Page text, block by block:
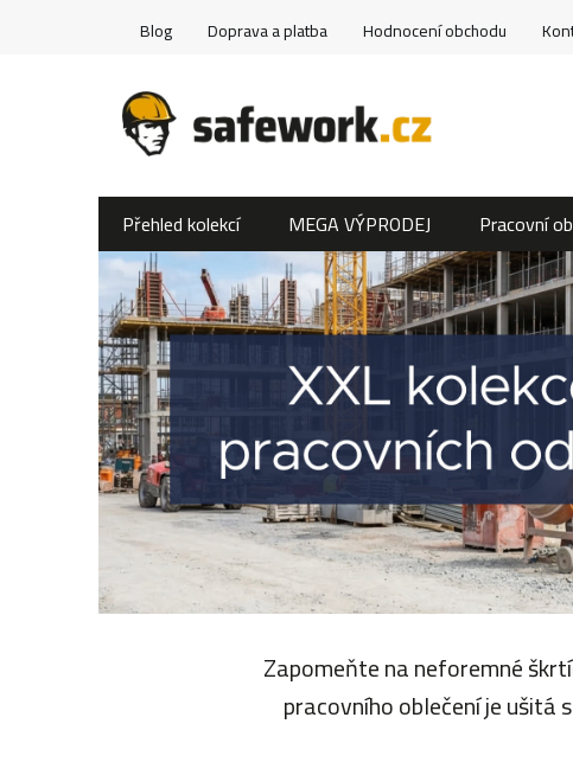
Blog Doprava a platba Hodnocení obchodu
Přehled kolekcí MEGA VÝPRODEJ Pracovní
Zapomeňte na neforemné
pracovního oblečení je ušitá